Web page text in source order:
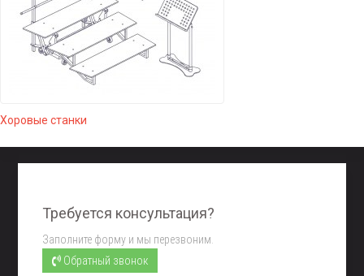
Хоровые станки
Требуется консультация?
Заполните форму и мы перезвоним.
Обратный звонок